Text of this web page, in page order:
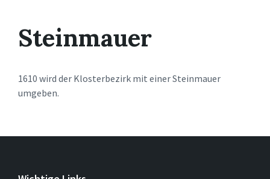
Steinmauer
1610 wird der Klosterbezirk mit einer Steinmauer
umgeben.